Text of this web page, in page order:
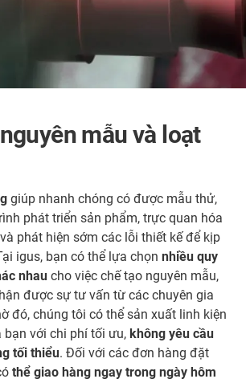
mẫu và loạt
giúp nhanh chóng có được mẫu thử,
phát triển sản phẩm, trực quan hóa
phát hiện sớm các lỗi thiết kế để kịp
igus, bạn có thể lựa chọn nhiều quy
nhau cho việc chế tạo nguyên mẫu,
được sự tư vấn từ các chuyên gia
đó, chúng tôi có thể sản xuất linh kiện
bạn với chi phí tối ưu, không yêu cầu
tối thiểu. Đối với các đơn hàng đặt
thể giao hàng ngay trong ngày hôm